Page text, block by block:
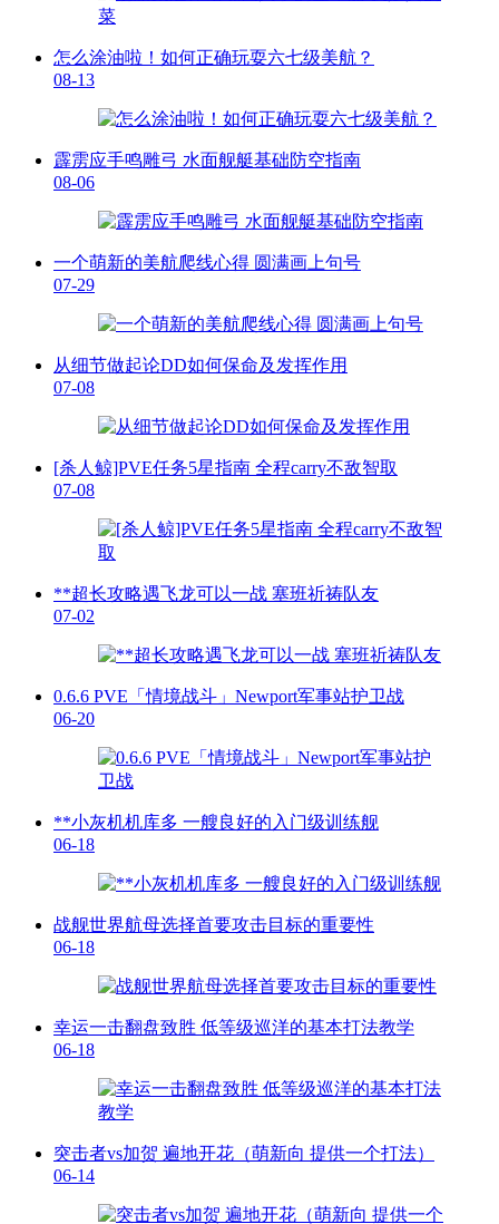
怎么涂油啦！如何正确玩耍六七级美航？
08-13
霹雳应手鸣雕弓 水面舰艇基础防空指南
08-06
一个萌新的美航爬线心得 圆满画上句号
07-29
从细节做起论DD如何保命及发挥作用
07-08
[杀人鲸]PVE任务5星指南 全程carry不敌智取
07-08
**超长攻略遇飞龙可以一战 塞班祈祷队友
07-02
0.6.6 PVE「情境战斗」Newport军事站护卫战
06-20
**小灰机机库多 一艘良好的入门级训练舰
06-18
战舰世界航母选择首要攻击目标的重要性
06-18
幸运一击翻盘致胜 低等级巡洋的基本打法教学
06-18
突击者vs加贺 遍地开花（萌新向 提供一个打法）
06-14